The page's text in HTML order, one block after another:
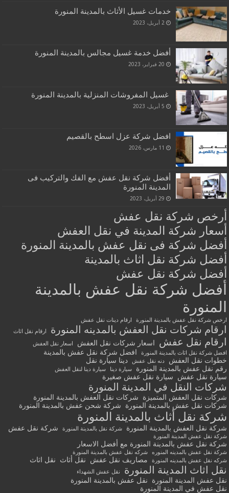
خدمات غسيل الأثاث بالمدينة المنورة
2 أبريل، 2023
أفضل خدمة غسيل مجالس بالمدينة المنورة
20 فبراير، 2023
غسيل المفروشات المنزلية بالمدينة المنورة
5 أبريل، 2023
افضل شركة عزل اسطح بالقصيم
11 مارس، 2026
أفضل شركة نقل عفش مع الفك والتركيب فى
المدينة المنورة
29 أبريل، 2023
أرخص شركة نقل عفش
أسعار شركة المدينة في نقل العفش
أفضل شركة فى نقل عفش بالمدينة المنورة
أفضل شركة نقل اثاث بالمدينة
أفضل شركة نقل عفش
أفضل شركة نقل عفش بالمدينة
المنورة
ارخص شركة نقل عفش بالمدينة المنورة ارقام دينات نقل عفش
ارقام شركات نقل العفش بالمدينه المنورة ارقام نقل اثاث
ارقام نقل عفش اسعار شركات نقل العفش
اسعار نقل العفش
افضل شركة نقل اثاث بالمدينة المنورة
افضل شركة نقل عفش بالمدينة
خطوات نقل العفش
دنه نقل عفش
دينا سيارة نقل
رقم نقل عفش بالمدينة المنورة
سيارة دينا سيارة دينا لنقل العفش
سيارة نقل عفش سيارة نقل عفش صغيرة
شركات النقل في المدينة المنورة
شركات نقل العفش المتميزة
شركات نقل العفش بالمدينة المنورة
شركات نقل عفش بالمدينة المنورة
شركة شحن عفش بالمدينة المنورة
شركة نقل أثاث بالمدينة المنورة
شركة نقل العفش بالمدينة المنورة شركة نقل بالمدينة المنورة شركة نقل عفش
شركة نقل عفش المدينة المنورة
شركة نقل عفش بالمدينة المنورة مع أفضل الاسعار
شركة نقل عفش بالمدينه المنوره
شركه نقل عفش بالمدينة المنورة
شركه نقل عفش بالمدينه المنورة
مصاريف نقل عفش نقل أثاث نقل اثاث
نقل اثاث المدينة المنورة نقل عفش الشهداء
نقل عفش المدينة المنورة
نقل عفش بالمدينة المنورة
نقل عفش في المدينة المنورة